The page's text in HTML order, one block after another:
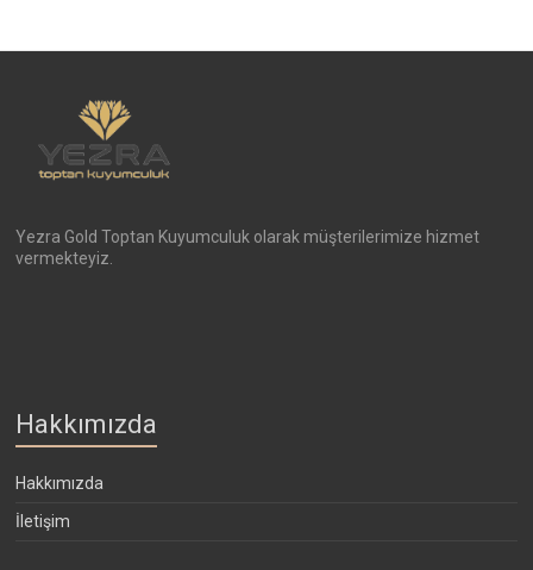
Yezra Gold Toptan Kuyumculuk olarak müşterilerimize hizmet
vermekteyiz.
Hakkımızda
Hakkımızda
İletişim